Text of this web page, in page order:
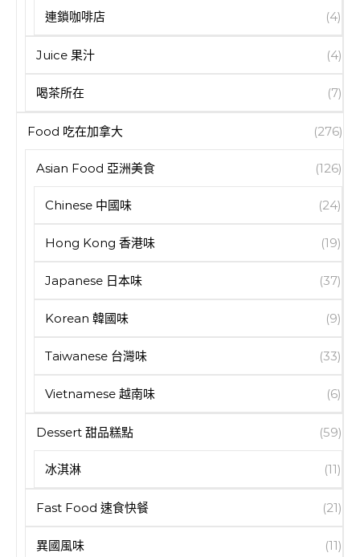
連鎖咖啡店 (4)
Juice 果汁 (4)
喝茶所在 (7)
Food 吃在加拿大 (276)
Asian Food 亞洲美食 (126)
Chinese 中國味 (24)
Hong Kong 香港味 (19)
Japanese 日本味 (37)
Korean 韓國味 (9)
Taiwanese 台灣味 (33)
Vietnamese 越南味 (6)
Dessert 甜品糕點 (59)
冰淇淋 (11)
Fast Food 速食快餐 (21)
異國風味 (11)